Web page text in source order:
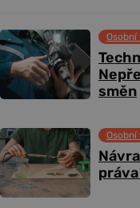
směn
Osobní
Osobní